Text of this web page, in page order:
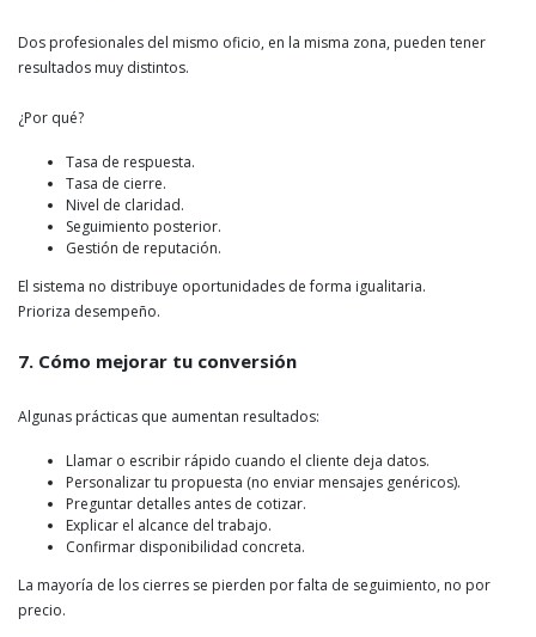
Dos profesionales del mismo oficio, en la misma zona, pueden tener
resultados muy distintos.
¿Por qué?
Tasa de respuesta.
Tasa de cierre.
Nivel de claridad.
Seguimiento posterior.
Gestión de reputación.
El sistema no distribuye oportunidades de forma igualitaria.
Prioriza desempeño.
7. Cómo mejorar tu conversión
Algunas prácticas que aumentan resultados:
Llamar o escribir rápido cuando el cliente deja datos.
Personalizar tu propuesta (no enviar mensajes genéricos).
Preguntar detalles antes de cotizar.
Explicar el alcance del trabajo.
Confirmar disponibilidad concreta.
La mayoría de los cierres se pierden por falta de seguimiento, no por
precio.